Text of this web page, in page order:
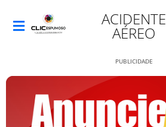
ACIDENTE
AÉREO
PUBLICIDADE